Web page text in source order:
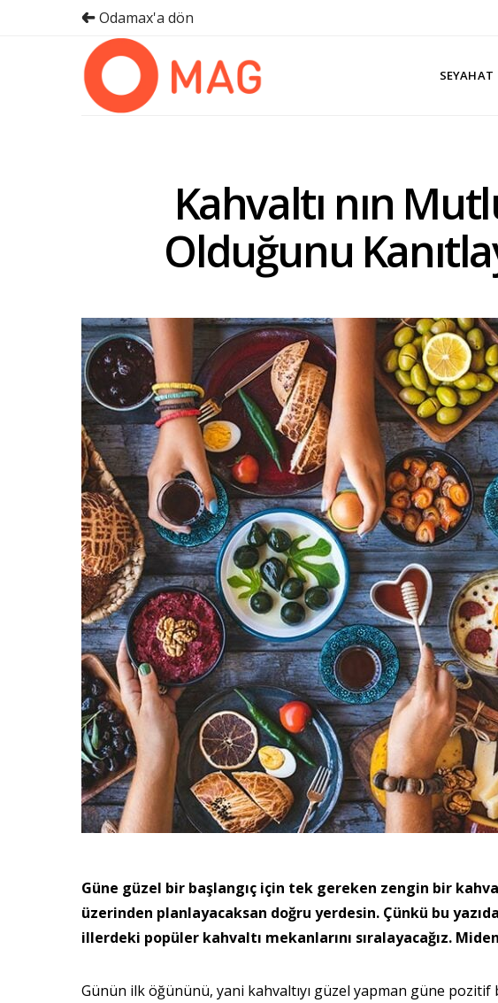
Odamax'a dön
SEYAHAT
Kahvaltı nın
Olduğunu
Güne güzel bir başlangıç için tek gereken zengin bir
üzerinden planlayacaksan doğru yerdesin. Çünkü bu
illerdeki popüler kahvaltı mekanlarını sıralayacağız.
Günün ilk öğününü, yani kahvaltıyı güzel yapman güne